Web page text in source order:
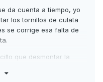
da cuenta a tiempo, yo
los tornillos de culata
se corrige esa falta de
que desmontar la
a la rectificadora.